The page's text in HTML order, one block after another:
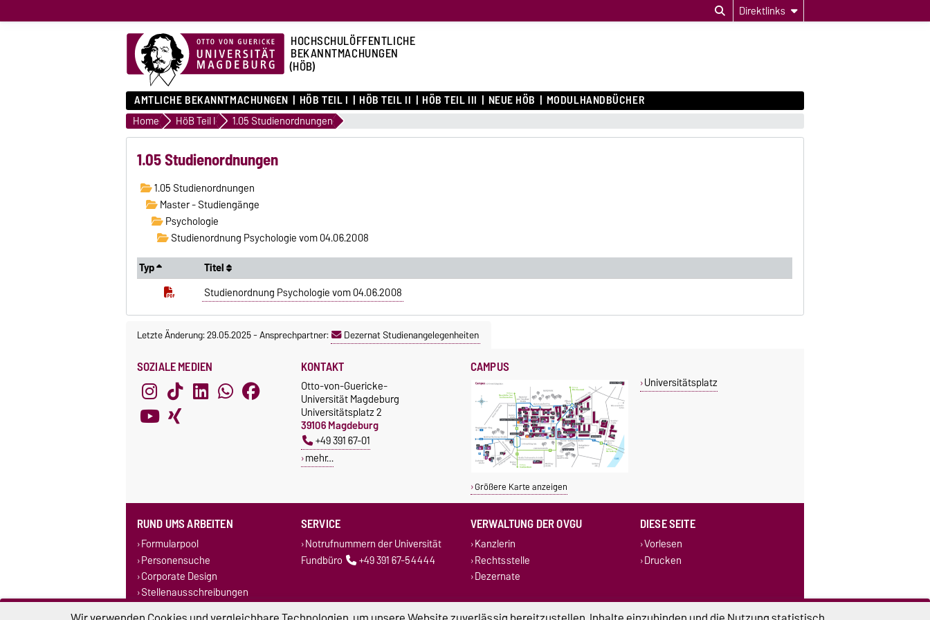
Direktlinks
HOCHSCHULÖFFENTLICHE
BEKANNTMACHUNGEN
(HÖB)
AMTLICHE BEKANNTMACHUNGEN HÖB TEIL I HÖB TEIL II HÖB TEIL III NEUE HÖB MODULHANDBÜCHER
Home HöB Teil I 1.05 Studienordnungen
1.05 Studienordnungen
1.05 Studienordnungen
Master - Studiengänge
Psychologie
Studienordnung Psychologie vom 04.06.2008
Typ
Titel
Studienordnung Psychologie vom 04.06.2008
Letzte Änderung: 29.05.2025-Ansprechpartner: Dezernat Studienangelegenheiten
SOZIALE MEDIEN KONTAKT
Otto-von-Guericke-
Universität Magdeburg
Universitätsplatz 2
39106 Magdeburg
+49 391 67-01
mehr…
CAMPUS
Größere Karte anzeigen
Universitätsplatz
RUND UMS ARBEITEN
Formularpool
Personensuche
Corporate Design
Stellenausschreibungen
SERVICE
Notrufnummern der Universität
Fundbüro
+49 391 67-54444
VERWALTUNG DER OVGU
Kanzlerin
Rechtsstelle
Dezernate
DIESE SEITE
Vorlesen
Drucken